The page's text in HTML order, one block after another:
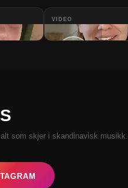
VIDEO
som skjer i skandinavisk musikk.